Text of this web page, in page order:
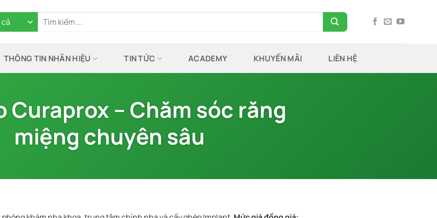
THÔNG TIN NHÃN HIỆU TIN TỨC ACADEMY KHUYẾN MÃI LIÊN HỆ
Curaprox – Chăm sóc răng
miệng chuyên sâu